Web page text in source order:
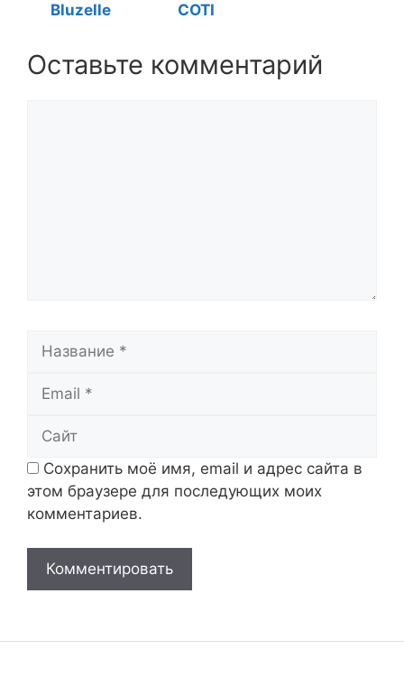
Bluzelle COTI
Оставьте комментарий
Сохранить моё имя, email и адрес сайта в
этом браузере для последующих моих
комментариев.